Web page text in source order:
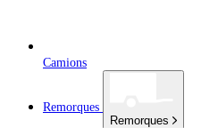
Camions
Remorques
Remorques